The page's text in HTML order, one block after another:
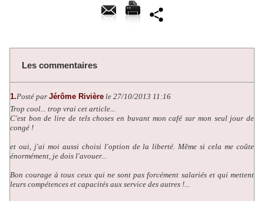
Les commentaires
1.Posté par Jérôme Rivière le 27/10/2013 11:16
Trop cool... trop vrai cet article...
C'est bon de lire de tels choses en buvant mon café sur mon seul jour de
congé !
et oui, j'ai moi aussi choisi l'option de la liberté. Même si cela me coûte
énormément, je dois l'avouer...
Bon courage à tous ceux qui ne sont pas forcément salariés et qui mettent
leurs compétences et capacités aux service des autres !...